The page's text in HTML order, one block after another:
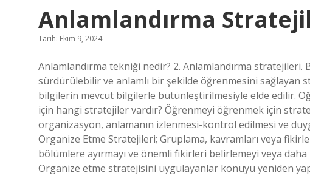
Anlamlandırma
Tarih: Ekim 9, 2024
Anlamlandırma tekniği nedir? 2. Anlamlandırma
sürdürülebilir ve anlamlı bir şekilde öğrenmesini sağlayan
bilgilerin mevcut bilgilerle bütünleştirilmesiyle elde edilir.
için hangi stratejiler vardır? Öğrenmeyi öğrenmek için
organizasyon, anlamanın izlenmesi-kontrol edilmesi ve
Organize Etme Stratejileri; Gruplama, kavramları veya
bölümlere ayırmayı ve önemli fikirleri belirlemeyi veya
Organize etme stratejisini uygulayanlar konuyu yeniden